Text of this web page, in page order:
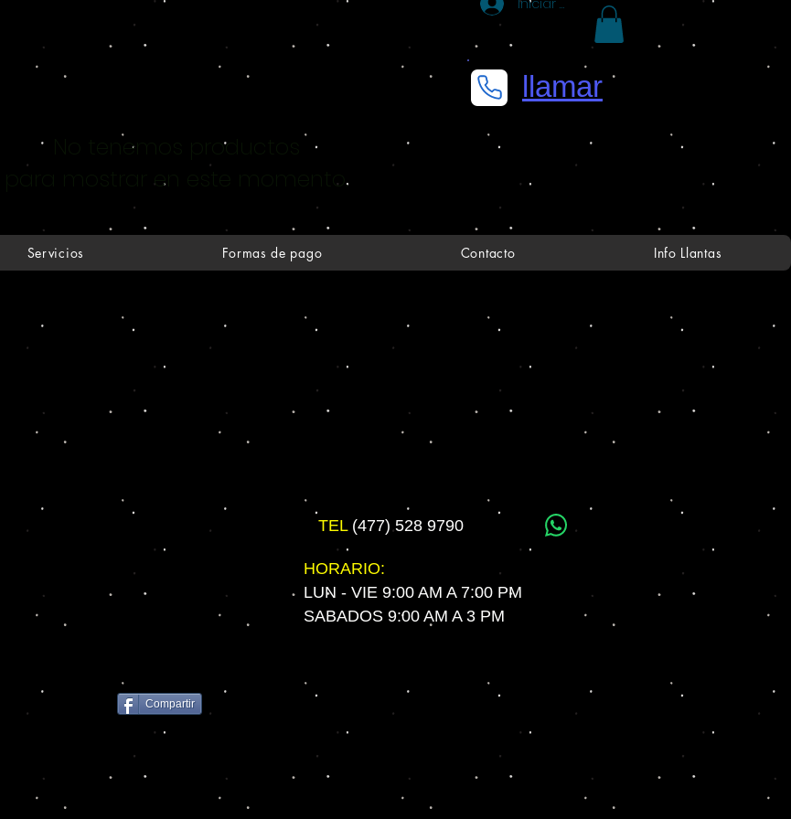
No tenemos productos
para mostrar en este momento.
Servicios Formas de pago Contacto Info Llantas
llamar
TEL (477) 528 9790
HORARIO:
LUN - VIE 9:00 AM A 7:00 PM
SABADOS 9:00 AM A 3 PM
Compartir